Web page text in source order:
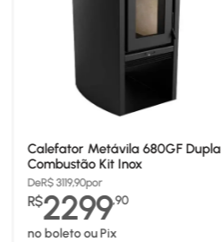
Calefator Metávila 680GF Dupla
Combustão Kit Inox
DeR$3119,90por
R$2299,90
no boleto ou Pix